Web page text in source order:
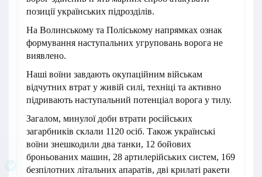
позиції українських підрозділів.
На Волинському та Поліському напрямках ознак
формування наступальних угруповань ворога не
виявлено.
Наші воїни завдають окупаційним військам
відчутних втрат у живій силі, техніці та активно
підривають наступальний потенціал ворога у тилу.
Загалом, минулої доби втрати російських
загарбників склали 1120 осіб. Також українські
воїни знешкодили два танки, 12 бойових
броньованих машин, 28 артилерійських систем, 169
безпілотних літальних апаратів, дві крилаті ракети